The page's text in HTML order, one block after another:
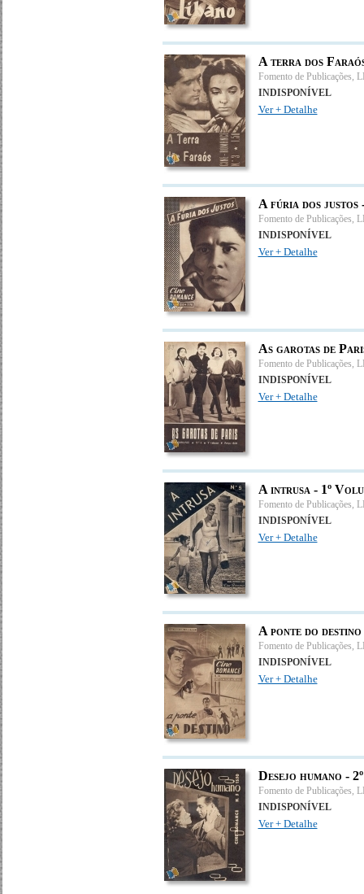
A terra dos
Fomento de Publicações,
INDISPONÍVEL
Ver + Detalhe
A fúria dos justos
Fomento de Publicações,
INDISPONÍVEL
Ver + Detalhe
As garotas de
Fomento de Publicações,
INDISPONÍVEL
Ver + Detalhe
A intrusa - 1º
Fomento de Publicações,
INDISPONÍVEL
Ver + Detalhe
A ponte do destino
Fomento de Publicações,
INDISPONÍVEL
Ver + Detalhe
Desejo humano -
Fomento de Publicações,
INDISPONÍVEL
Ver + Detalhe